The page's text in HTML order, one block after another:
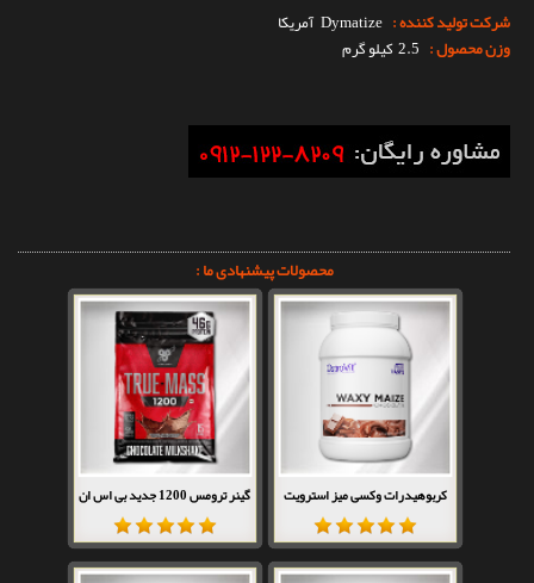
شرکت تولید کننده : Dymatize آمریکا
وزن محصول : 2.5 کیلو گرم
محصولات پیشنهادی ما :
کربوهیدرات وکسی میز استرویت گینر ترومس 1200 جدید بی اس ان